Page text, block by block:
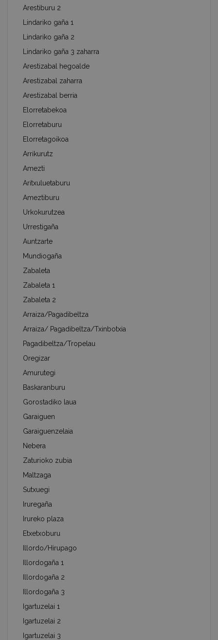
Arestiburu 2
Lindariko gaña 1
Lindariko gaña 2
Lindariko gaña 3 zaharra
Arestizabal hegoalde
Arestizabal zaharra
Arestizabal berria
Elorretabekoa
Elorretaburu
Elorretagoikoa
Arrikurutz
Amezti
Aritxuluetaburu
Ameztiburu
Urkokurutzea
Urrestigaña
Auntzarte
Mundiogaña
Zabaleta
Zabaleta 1
Zabaleta 2
Arraiza/Pagadibeltza
Arraiza/ Pagadibeltza/Txinbotxia
Pagadibeltza/Tropelau
Oregizar
Amurutegi
Baskaranburu
Gorostadiko laua
Garaiguen
Garaiguenzelaia
Nebera
Zaturioko zubia
Maltzaga
Sutxuegi
Iruregaña
Irureko plaza
Etxetxoburu
Illordo/Hirupago
Illordogaña 1
Illordogaña 2
Illordogaña 3
Igartuzelai 1
Igartuzelai 2
Igartuzelai 3